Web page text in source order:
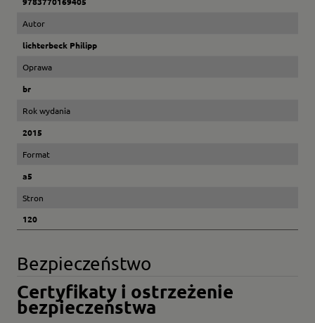
Autor
lichterbeck Philipp
Oprawa
br
Rok wydania
2015
Format
a5
Stron
120
Bezpieczeństwo
Certyfikaty i ostrzeżenie
bezpieczeństwa